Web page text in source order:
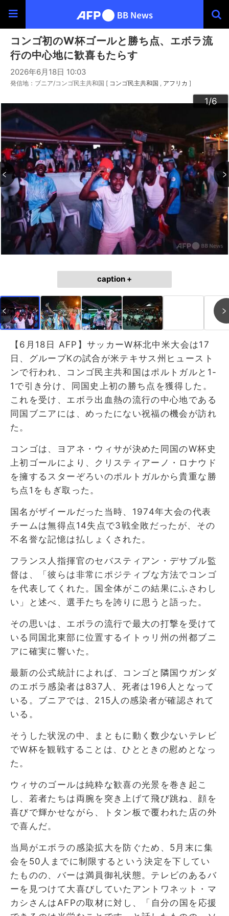
コンゴ初のW杯ゴールと勝ち点、エボラ流
行の中心地に歓喜もたらす
2026年6月18日 10:03
発信地：ブニア/コンゴ民主共和国 [ コンゴ民主共和国 アフリカ ]
1/6
2/6
3/6
4/6
5/6
6/6
caption +
【6月18日 AFP】サッカーW杯北中米大会は17
日、グループKの試合が米テキサス州ヒュースト
ンで行われ、コンゴ民主共和国はポルトガルと1-
1で引き分け、同国史上初の勝ち点を獲得した。
これを受け、エボラ出血熱の流行の中心地である
同国ブニアには、めったにない祝福の機会が訪れ
た。
コンゴは、ヨアネ・ウィサが決めた同国のW杯史
上初ゴールにより、クリスティアーノ・ロナウド
を擁するスターぞろいのポルトガルから貴重な勝
ち点1をもぎ取った。
国名がザイールだった当時、1974年大会の代表
チームは無得点14失点で3戦全敗だったが、その
不名誉な記憶は払しょくされた。
フランス人指揮官のセバスティアン・デサブル監
督は、「彼らは非常にポジティブな方法でコンゴ
を代表してくれた。国全体がこの結果にふさわし
い」と述べ、選手たちを誇りに思うと語った。
その思いは、エボラの流行で最大の打撃を受けて
いる同国北東部に位置するイトゥリ州の州都ブニ
アに確実に響いた。
最新の公式統計によれば、コンゴと隣国ウガンダ
のエボラ感染者は837人、死者は196人となって
いる。ブニアでは、215人の感染者が確認されて
いる。
そうした状況の中、まともに動く数少ないテレビ
でW杯を観戦することは、ひとときの慰めとなっ
た。
ウィサのゴールは純粋な歓喜の光景を巻き起こ
し、若者たちは両腕を突き上げて飛び跳ね、顔を
喜びで輝かせながら、トタン板で覆われた店の外
で喜んだ。
当局がエボラの感染拡大を防ぐため、5月末に集
会を50人までに制限するという決定を下してい
たものの、バーは満員御礼状態。テレビのあるバ
ーを見つけて大喜びしていたアントワネット・マ
カシさんはAFPの取材に対し、「自分の国を応援